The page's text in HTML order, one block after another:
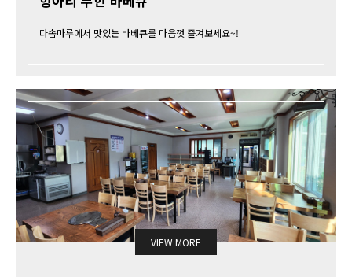
다솜마루에서 맛있는 바베큐를 마음껏 즐겨보세요~!
VIEW MORE